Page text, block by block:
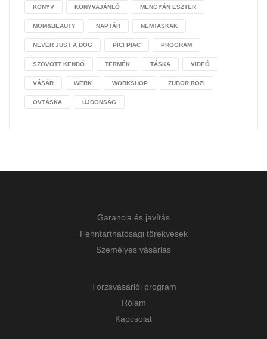
KÖNYV KÖNYVAJÁNLÓ MENGYÁN ESZTER
MOM&BEAUTY NAPTÁR NEMTASKAK
NEVER JUST A DOG PICI PIAC PROGRAM
SZÖVÖTT KENDŐ TERMÉK TÁSKA VIDEÓ
VÁSÁR WERK WORKSHOP ZUBOR ROZI
ÖVTÁSKA ÚJDONSÁG
Garancia és javítás
Fenntarthatósági törekvések
Személyes vásárlás
Törzsvásárlói program
Rólam
Kapcsolat